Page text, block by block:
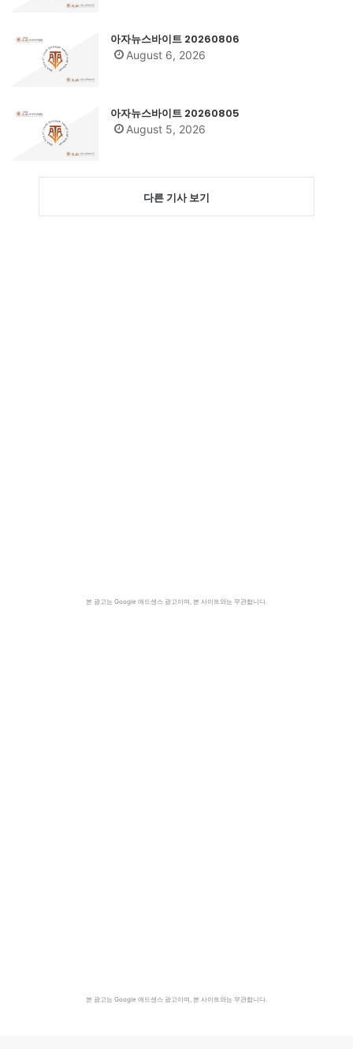
아자뉴스바이트 20260806
August 6, 2026
아자뉴스바이트 20260805
August 5, 2026
다른 기사 보기
본 광고는 Google 애드센스 광고이며, 본 사이트와는 무관합니다.
본 광고는 Google 애드센스 광고이며, 본 사이트와는 무관합니다.